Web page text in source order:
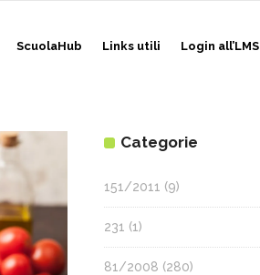
ScuolaHub Links utili Login all’LMS
Categorie
151/2011 (9)
231 (1)
81/2008 (280)